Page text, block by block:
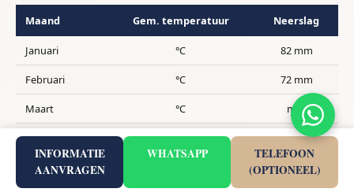
Maand Gem. temperatuur Neerslag
Januari °C 82 mm
Februari °C 72 mm
Maart °C mm
April °C mm
Mei mm
INFORMATIE
AANVRAGEN
WHATSAPP
TELEFOON
(OPTIONEEL)